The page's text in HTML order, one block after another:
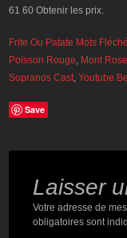
Frite Ou Patate Mots
Poisson Rouge, Mont
Sopranos Cast, Youtube
Save
Laisser
Votre adresse de
obligatoires sont